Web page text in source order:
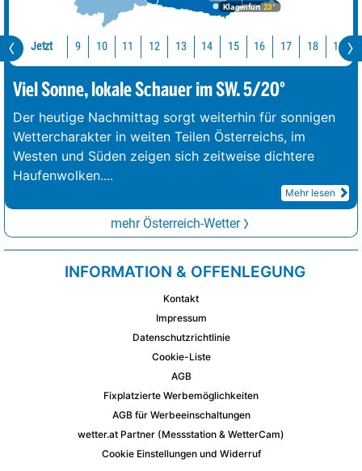
Klagenfurt 23°
Jetzt 9 10 11 12 13 14 15 16 17 18 19
Viel Sonne, lokale Schauer im SW. 5/20°
Der heutige Nachmittag sorgt weiterhin für sonnigen
Wettercharakter in weiten Teilen Österreichs, im
Westen und Süden zeigen sich zeitweise dichtere
Haufenwolken....
Mehr lesen
mehr Österreich-Wetter
INFORMATION & OFFENLEGUNG
Kontakt
Impressum
Datenschutzrichtlinie
Cookie-Liste
AGB
Fixplatzierte Werbemöglichkeiten
AGB für Werbeeinschaltungen
wetter.at Partner (Messstation & WetterCam)
Cookie Einstellungen und Widerruf